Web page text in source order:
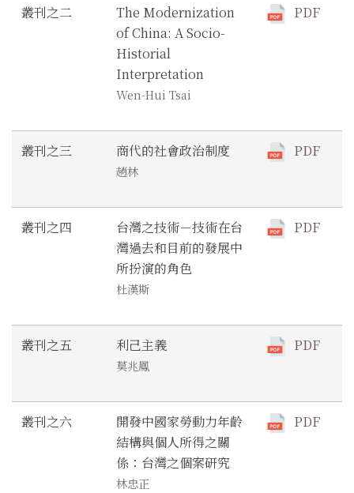
叢刊之二
The Modernization
of China: A Socio-
Historial
Interpretation
Wen-Hui Tsai
PDF
叢刊之三 商代的社會政治制度
趙林
PDF
叢刊之四
台灣之技術－技術在台
灣過去和目前的發展中
所扮演的角色
杜漢斯
PDF
叢刊之五 利己主義
莫兆鳳
PDF
叢刊之六
開發中國家勞動力年齡
結構與個人所得之關
係：台灣之個案研究
林忠正
PDF